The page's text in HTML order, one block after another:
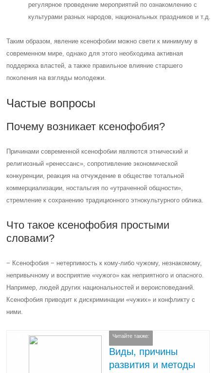
регулярное проведение мероприятий по ознакомлению с
культурами разных народов, национальных праздников и т.д.
Таким образом, явление ксенофобии можно свети к минимуму в
современном мире, однако для этого необходима активная
поддержка властей, а также правильное влияние старшего
поколения на взгляды молодежи.
Частые вопросы
Почему возникает ксенофобия?
Причинами современной ксенофобии являются этнический и
религиозный «ренессанс», сопротивление экономической
конкуренции, реакция на отчуждение в обществе тотальной
коммерциализации, ностальгия по «утраченной общности»,
стремление к сохранению традиционного этнокультурного облика.
Что такое ксенофобия простыми
словами?
− Ксенофобия − нетерпимость к кому-либо чужому, незнакомому,
непривычному и восприятие «чужого» как неприятного и опасного.
Например, людей других национальностей и вероисповеданий.
Ксенофобия приводит к дискриминации «чужих» и конфликту с
ними.
Читайте также:
Виды, причины
развития и методы